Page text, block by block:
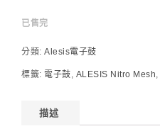
已售完
分類: Alesis電子鼓
標籤: 電子鼓, ALESIS Nitro Mesh,
描述